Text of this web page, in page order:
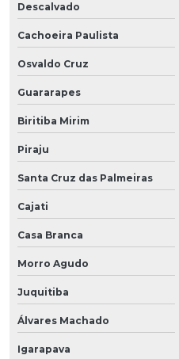
Descalvado
Cachoeira Paulista
Osvaldo Cruz
Guararapes
Biritiba Mirim
Piraju
Santa Cruz das Palmeiras
Cajati
Casa Branca
Morro Agudo
Juquitiba
Álvares Machado
Igarapava